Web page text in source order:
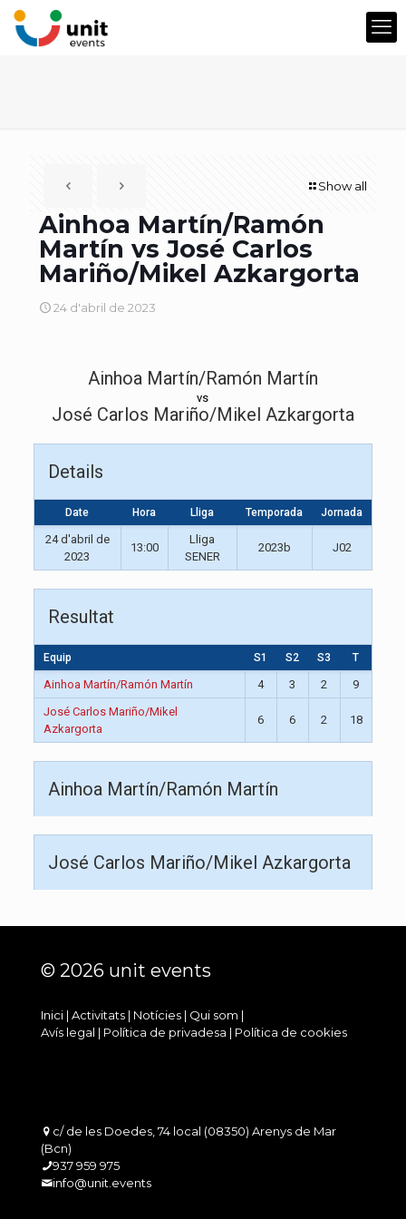
Show all
Ainhoa Martín/Ramón
Martín vs José Carlos
Mariño/Mikel Azkargorta
24 d'abril de 2023
Ainhoa Martín/Ramón Martín
vs
José Carlos Mariño/Mikel Azkargorta
Details
Date Hora Lliga Temporada Jornada
24 d'abril de
2023
13:00
Lliga
SENER
2023b J02
Resultat
Equip S1 S2 S3 T
Ainhoa Martín/Ramón Martín 4 3 2
9
José Carlos Mariño/Mikel
Azkargorta
6 6 2 18
Ainhoa Martín/Ramón Martín
José Carlos Mariño/Mikel Azkargorta
© 2026 unit events
Inici | Activitats | Notícies | Qui som |
Avís legal | Política de privadesa | Política de cookies
c/ de les Doedes, 74 local (08350) Arenys de Mar
(Bcn)
937 959 975
info@unit.events